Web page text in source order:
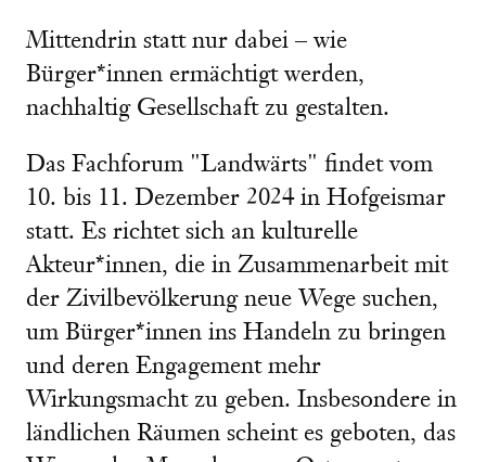
Mittendrin statt nur dabei – wie
Bürger*innen ermächtigt werden,
nachhaltig Gesellschaft zu gestalten.
Das Fachforum "Landwärts" findet vom
10. bis 11. Dezember 2024 in Hofgeismar
statt. Es richtet sich an kulturelle
Akteur*innen, die in Zusammenarbeit mit
der Zivilbevölkerung neue Wege suchen,
um Bürger*innen ins Handeln zu bringen
und deren Engagement mehr
Wirkungsmacht zu geben. Insbesondere in
ländlichen Räumen scheint es geboten, das